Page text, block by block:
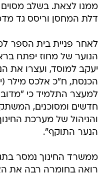
ממנו לצאת. בשלב
דלת המחסן וריסס גד
לאחר פניית בית הספר
הנוער של מחוז יפתח
יעקב למוסד, ועצרו את
הכנסת, ח"כ אלכס מילר
למעצר התלמיד כי
חדשים ומסוכנים,
והניהול של מערכת
הנער התוקף".
ממשרד החינוך נמסר
רואה בחומרה רבה את